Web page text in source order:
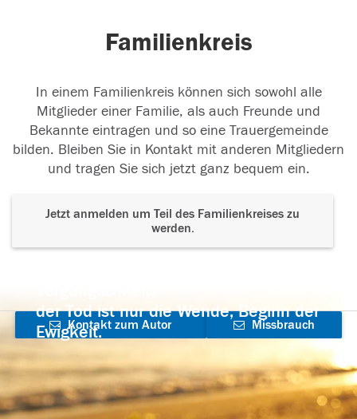
Familienkreis
In einem Familienkreis können sich sowohl alle
Mitglieder einer Familie, als auch Freunde und
Bekannte eintragen und so eine Trauergemeinde
bilden. Bleiben Sie in Kontakt mit anderen Mitgliedern
und tragen Sie sich jetzt ganz bequem ein.
Jetzt anmelden um Teil des Familienkreises zu
werden.
der Tod ist nur die Wende, Beginn der
Ewigkeit.
Kontakt zum Autor
aufnehmen
Missbrauch